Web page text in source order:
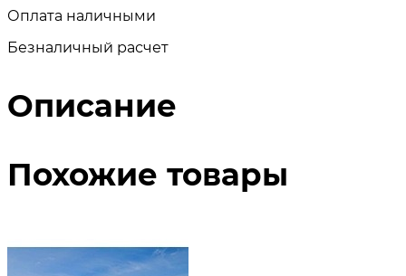
Оплата наличными
Безналичный расчет
Описание
Похожие товары